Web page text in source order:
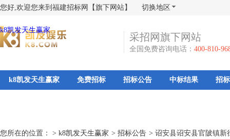
您好,欢迎您来到福建招标网【旗下网站】 切换地区
k8凯发天生赢家
采招网旗下网站
全国免费咨询电话： 400-810-
k8凯发天生赢家 免费招标 招标公告 中标结果 招
您所在的位置： > k8凯发天生赢家 > 招标公告 > 诏安县诏安县官陂镇新